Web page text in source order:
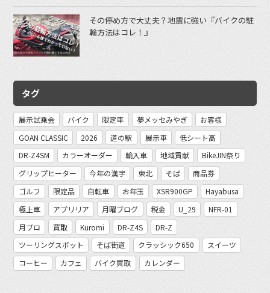
その停め方で大丈夫？地震に強い『バイクの駐
輪方法はコレ！』
タグ
展示試乗会 バイク 限定車 夢メッセみやぎ
お客様
GOAN CLASSIC
2026 道の駅 展示車
低シート高
DR-Z4SM
カラーオーダー 輸入車 地域貢献
BikeJIN祭り
グリップヒーター
今年の漢字 東北 そば
商品券
ゴルフ
限定品 自転車 お年玉 XSR900GP
Hayabusa
極上車
アプリリア 月曜ブログ 税金 U_29
NFR-01
月ブロ
買取 Kuromi DR-Z4S
DR-Z
ツーリングスポット
そば街道 クラッシック650
スイーツ
コーヒー
カフェ バイク買取 カレンダー